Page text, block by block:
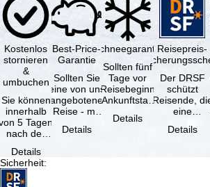
Kostenlos
stornieren
&
umbuchen
Sie können
innerhalb
5 Tagen
nach der
kostenfrei
…
Details
Best-Price-
Garantie
Sollten Sie
eine von uns
angebotene
Reise - mit
Verfügbarkeit
Details
Schneegarantie
Sollten fünf
Tage vor
Reisebeginn
(Ankunftstag)
Schneemangel
Details
Reisepreis-
Der DRSF
schützt
Reisende,
eine
oder
Details
Sicherheit: